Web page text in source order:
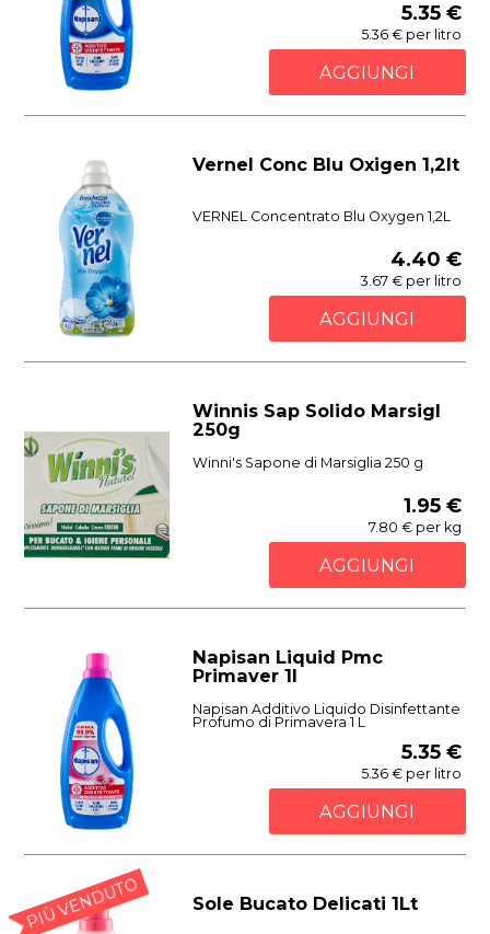
5.35 €
5.36 € per litro
AGGIUNGI
Vernel Conc Blu Oxigen 1,2lt
VERNEL Concentrato Blu Oxygen 1,2L
4.40 €
3.67 € per litro
AGGIUNGI
Winnis Sap Solido Marsigl
250g
Winni's Sapone di Marsiglia 250 g
1.95 €
7.80 € per kg
AGGIUNGI
Napisan Liquid Pmc
Primaver 1l
Napisan Additivo Liquido Disinfettante
Profumo di Primavera 1 L
5.35 €
5.36 € per litro
AGGIUNGI
PIÙ VENDUTO Sole Bucato Delicati 1Lt